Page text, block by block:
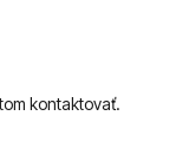
kontaktovať.